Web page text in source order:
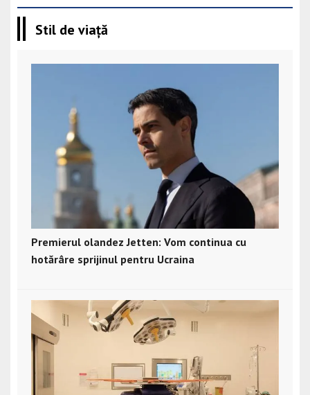
Stil de viață
Premierul olandez Jetten: Vom continua cu
hotărâre sprijinul pentru Ucraina